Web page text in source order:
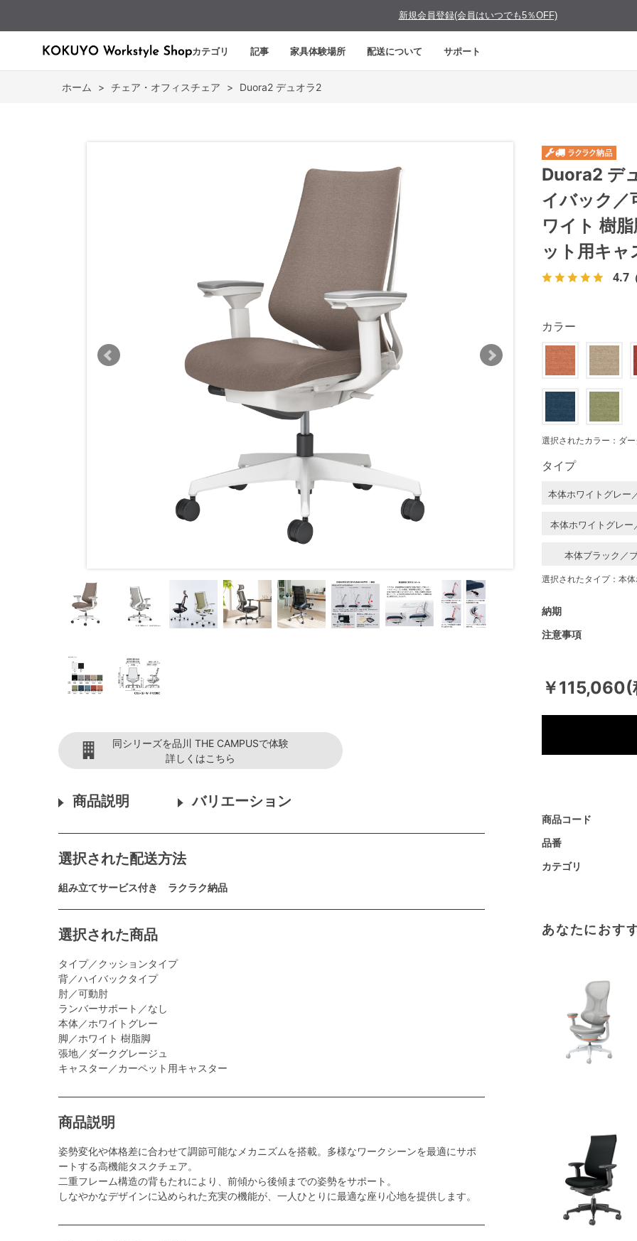
新規会員登録(会員はいつでも5％OFF)
カテゴリ 記事 家具体験場所 配送について サポート
ホーム > チェア・オフィスチェア > Duora2 デュオラ2
同シリーズを品川 THE CAMPUSで体験
詳しくはこちら
商品説明 バリエーション
選択された配送方法
組み立てサービス付き ラクラク納品
選択された商品
タイプ／クッションタイプ
背／ハイバックタイプ
肘／可動肘
ランバーサポート／なし
本体／ホワイトグレー
脚／ホワイト 樹脂脚
張地／ダークグレージュ
キャスター／カーペット用キャスター
商品説明
姿勢変化や体格差に合わせて調節可能なメカニズムを搭載。多様なワークシーンを最適にサポ
ートする高機能タスクチェア。
二重フレーム構造の背もたれにより、前傾から後傾までの姿勢をサポート。
しなやかなデザインに込められた充実の機能が、一人ひとりに最適な座り心地を提供します。
Duora2 デ
イバック／
ワイト 樹
ット用キャ
4.7
￥115,060(
商品コード
品番
カテゴリ
注意事項
納期
カラー
選択されたカラー：ダ
タイプ
本体ホワイトグレー
本体ホワイトグレー
本体ブラック／
選択されたタイプ：本
あなたにおす